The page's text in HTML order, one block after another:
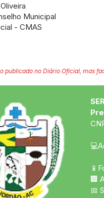
Municipal
- CMAS
publicado no Diário Oficial, mas
🏢
📅